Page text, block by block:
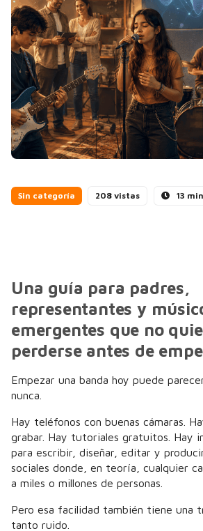
Sin categoría 208 vistas 13
Una guía para padres,
representantes y
emergentes que no
perderse antes de
Empezar una banda hoy puede
nunca.
Hay teléfonos con buenas cámaras.
grabar. Hay tutoriales gratuitos. Hay
para escribir, diseñar, editar y
sociales donde, en teoría, cualquier
a miles o millones de personas.
Pero esa facilidad también tiene una
tanto ruido.